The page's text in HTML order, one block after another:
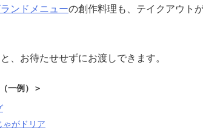
ンドメニューの創作料理も、テイクアウト
、お待たせせずにお渡しできます。
一例）＞
がドリア